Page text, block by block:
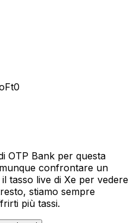
Ft0
OTP Bank per questa
confrontare un
tasso live di Xe per vedere
stiamo sempre
più tassi.